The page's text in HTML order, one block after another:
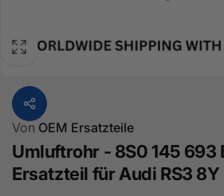
Von OEM Ersatzteile
Umluftrohr - 8S0 145 693
Ersatzteil für Audi RS3 8Y